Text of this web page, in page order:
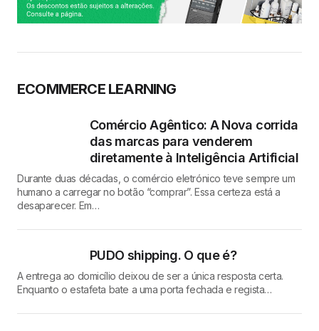
ECOMMERCE LEARNING
Comércio Agêntico: A Nova corrida
das marcas para venderem
diretamente à Inteligência Artificial
Durante duas décadas, o comércio eletrónico teve sempre um
humano a carregar no botão “comprar”. Essa certeza está a
desaparecer. Em…
PUDO shipping. O que é?
A entrega ao domicílio deixou de ser a única resposta certa.
Enquanto o estafeta bate a uma porta fechada e regista…